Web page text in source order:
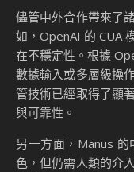
儘管中外合作帶來了
如，OpenAI 的 CUA
在不穩定性。根據
數據輸入或多層級操
管技術已經取得了顯
與可靠性。
另一方面，Manus
色，但仍需人類的介